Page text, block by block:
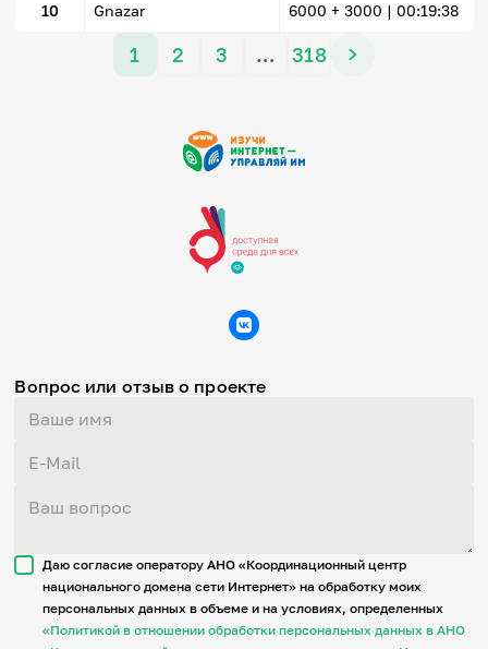
10 Gnazar 6000 + 3000 | 00:19:38
1 2 3 … 318
Вопрос или отзыв о проекте
Даю согласие оператору АНО «Координационный центр
национального домена сети Интернет» на обработку моих
персональных данных в объеме и на условиях, определенных
«Политикой в отношении обработки персональных данных в АНО